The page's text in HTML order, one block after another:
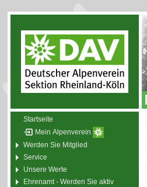
Startseite
Mein Alpenverein
Werden Sie Mitglied
Service
Unsere Werte
Ehrenamt - Werden Sie aktiv